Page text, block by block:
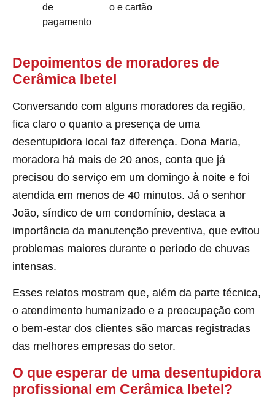
de
pagamento
o e cartão
Depoimentos de moradores de
Cerâmica Ibetel
Conversando com alguns moradores da região,
fica claro o quanto a presença de uma
desentupidora local faz diferença. Dona Maria,
moradora há mais de 20 anos, conta que já
precisou do serviço em um domingo à noite e foi
atendida em menos de 40 minutos. Já o senhor
João, síndico de um condomínio, destaca a
importância da manutenção preventiva, que evitou
problemas maiores durante o período de chuvas
intensas.
Esses relatos mostram que, além da parte técnica,
o atendimento humanizado e a preocupação com
o bem-estar dos clientes são marcas registradas
das melhores empresas do setor.
O que esperar de uma desentupidora
profissional em Cerâmica Ibetel?